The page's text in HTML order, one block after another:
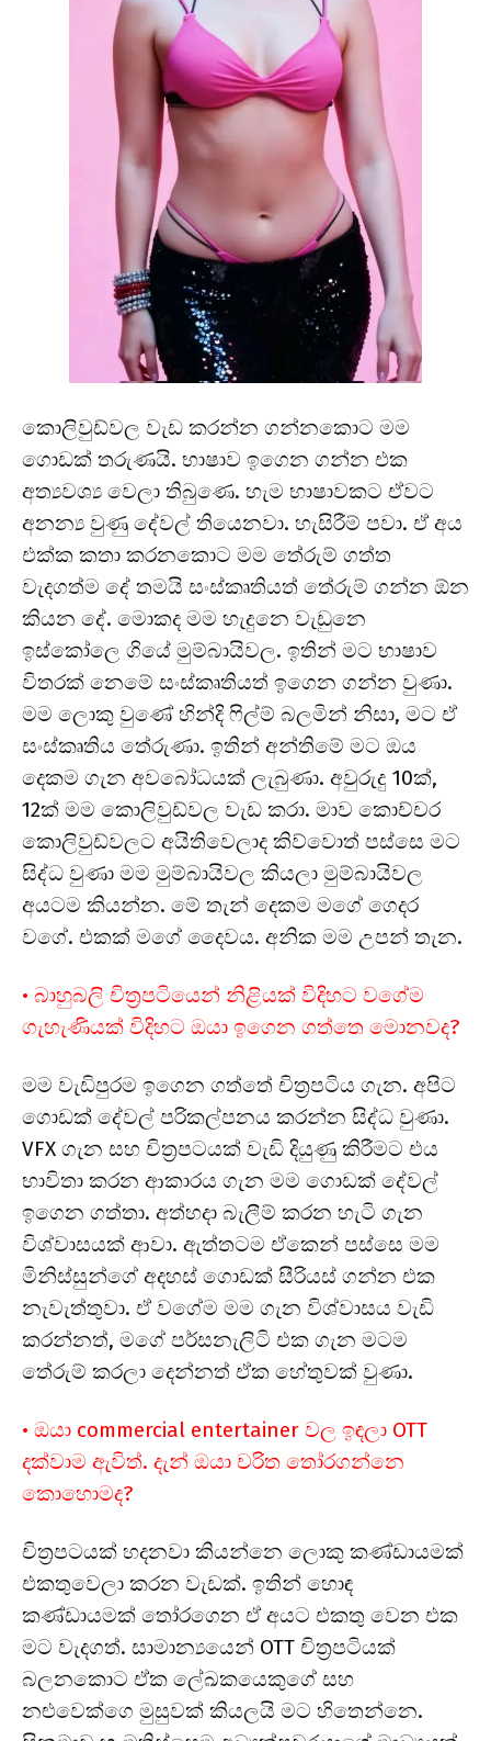
කොලිවුඩ්වල වැඩ කරන්න ගන්නකොට මම
ගොඩක් තරුණයි. භාෂාව ඉගෙන ගන්න එක
අත්‍යවශ්‍ය වෙලා තිබුණෙ. හැම භාෂාවකට ඒවට
අනන්‍ය වුණු දේවල් තියෙනවා. හැසිරීම් පවා. ඒ අය
එක්ක කතා කරනකොට මම තේරුම් ගත්ත
වැදගත්ම දේ තමයි සංස්කෘතියත් තේරුම් ගන්න ඕන
කියන දේ. මොකද මම හැදුනෙ වැඩුනෙ
ඉස්කෝලෙ ගියේ මුම්බායිවල. ඉතින් මට භාෂාව
විතරක් නෙමේ සංස්කෘතියත් ඉගෙන ගන්න වුණා.
මම ලොකු වුණේ හින්දි ෆිල්ම් බලමින් නිසා, මට ඒ
සංස්කෘතිය තේරුණා. ඉතින් අන්තිමේ මට ඔය
දෙකම ගැන අවබෝධයක් ලැබුණා. අවුරුදු 10ක්,
12ක් මම කොලිවුඩ්වල වැඩ කරා. මාව කොච්චර
කොලිවුඩ්වලට අයිතිවෙලාද කිව්වොත් පස්සෙ මට
සිද්ධ වුණා මම මුම්බායිවල කියලා මුම්බායිවල
අයටම කියන්න. මේ තැන් දෙකම මගේ ගෙදර
වගේ. එකක් මගේ දෛවය. අනික මම උපන් තැන.
• බාහුබලි චිත්‍රපටියෙන් නිළියක් විදිහට වගේම
ගැහැණියක් විදිහට ඔයා ඉගෙන ගත්තෙ මොනවද?
මම වැඩිපුරම ඉගෙන ගත්තේ චිත්‍රපටිය ගැන. අපිට
ගොඩක් දේවල් පරිකල්පනය කරන්න සිද්ධ වුණා.
VFX ගැන සහ චිත්‍රපටයක් වැඩි දියුණු කිරීමට එය
භාවිතා කරන ආකාරය ගැන මම ගොඩක් දේවල්
ඉගෙන ගත්තා. අත්හදා බැලීම් කරන හැටි ගැන
විශ්වාසයක් ආවා. ඇත්තටම ඒකෙන් පස්සෙ මම
මිනිස්සුන්ගේ අදහස් ගොඩක් සීරියස් ගන්න එක
නැවැත්තුවා. ඒ වගේම මම ගැන විශ්වාසය වැඩි
කරන්නත්, මගේ පර්සනැලිටි එක ගැන මටම
තේරුම් කරලා දෙන්නත් ඒක හේතුවක් වුණා.
• ඔයා commercial entertainer වල ඉඳලා OTT
දක්වාම ඇවිත්. දැන් ඔයා චරිත තෝරගන්නෙ
කොහොමද?
චිත්‍රපටයක් හදනවා කියන්නෙ ලොකු කණ්ඩායමක්
එකතුවෙලා කරන වැඩක්. ඉතින් හොඳ
කණ්ඩායමක් තෝරගෙන ඒ අයට එකතු වෙන එක
මට වැදගත්. සාමාන්‍යයෙන් OTT චිත්‍රපටියක්
බලනකොට ඒක ලේඛකයෙකුගේ සහ
නළුවෙක්ගෙ මුසුවක් කියලයි මට හිතෙන්නෙ.